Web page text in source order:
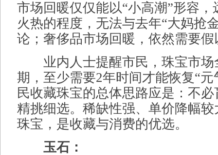
市场回暖仅仅能以“小高潮”形容
火热的程度，无法与去年“大妈抢
论；奢侈品市场回暖，依然需要假
业内人士提醒市民，珠宝市场
期，至少需要2年时间才能恢复“元
民收藏珠宝的总体思路应是：不
精挑细选。稀缺性强、单价降幅
珠宝，是收藏与消费的优选。
玉石：